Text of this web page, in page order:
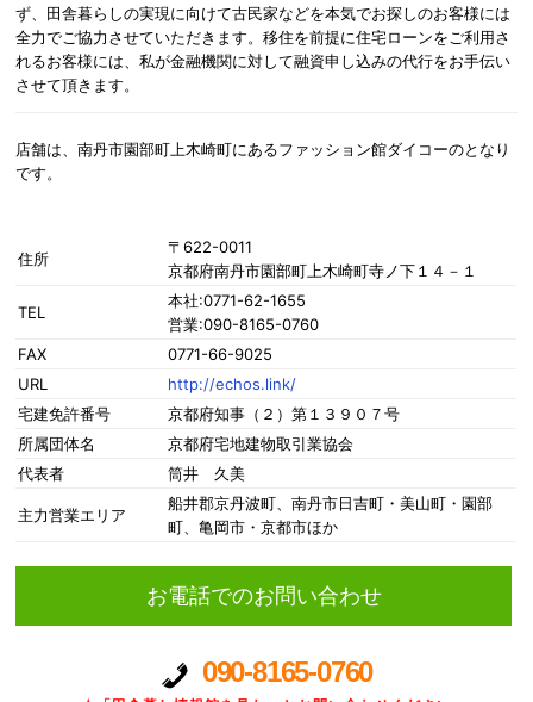
ず、田舎暮らしの実現に向けて古民家などを本気でお探しのお客様には
全力でご協力させていただきます。移住を前提に住宅ローンをご利用さ
れるお客様には、私が金融機関に対して融資申し込みの代行をお手伝い
させて頂きます。
店舗は、南丹市園部町上木崎町にあるファッション館ダイコーのとなり
です。
住所
〒622-0011
京都府南丹市園部町上木崎町寺ノ下１４－１
TEL
本社:0771-62-1655
営業:090-8165-0760
FAX
0771-66-9025
URL
http://echos.link/
宅建免許番号
京都府知事（２）第１３９０７号
所属団体名
京都府宅地建物取引業協会
代表者
筒井 久美
主力営業エリア
船井郡京丹波町、南丹市日吉町・美山町・園部
町、亀岡市・京都市ほか
お電話でのお問い合わせ
090-8165-0760